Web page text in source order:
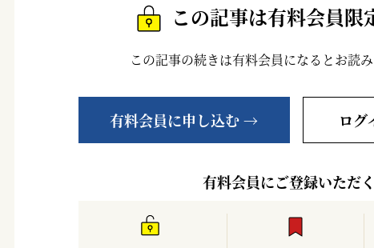
この記事は有料会員限
この記事の続きは有料会員になるとお読み
有料会員に申し込む → ログ
有料会員にご登録いただ